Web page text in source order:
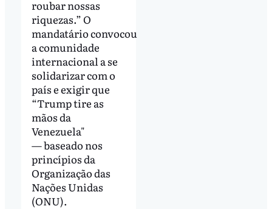
roubar nossas
riquezas.” O
mandatário convocou
a comunidade
internacional a se
solidarizar com o
país e exigir que
“Trump tire as
mãos da
Venezuela"
— baseado nos
princípios da
Organização das
Nações Unidas
(ONU).